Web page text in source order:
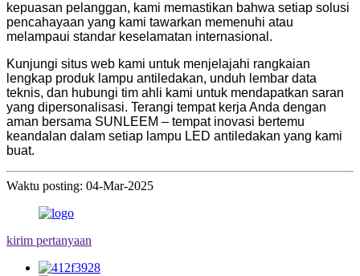
kepuasan pelanggan, kami memastikan bahwa setiap solusi
pencahayaan yang kami tawarkan memenuhi atau
melampaui standar keselamatan internasional.
Kunjungi situs web kami untuk menjelajahi rangkaian
lengkap produk lampu antiledakan, unduh lembar data
teknis, dan hubungi tim ahli kami untuk mendapatkan saran
yang dipersonalisasi. Terangi tempat kerja Anda dengan
aman bersama SUNLEEM – tempat inovasi bertemu
keandalan dalam setiap lampu LED antiledakan yang kami
buat.
Waktu posting: 04-Mar-2025
kirim pertanyaan